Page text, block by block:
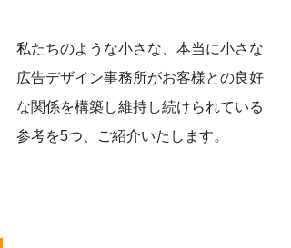
私たちのような小さな、本当に小さな
広告デザイン事務所がお客様との良好
な関係を構築し維持し続けられている
参考を5つ、ご紹介いたします。